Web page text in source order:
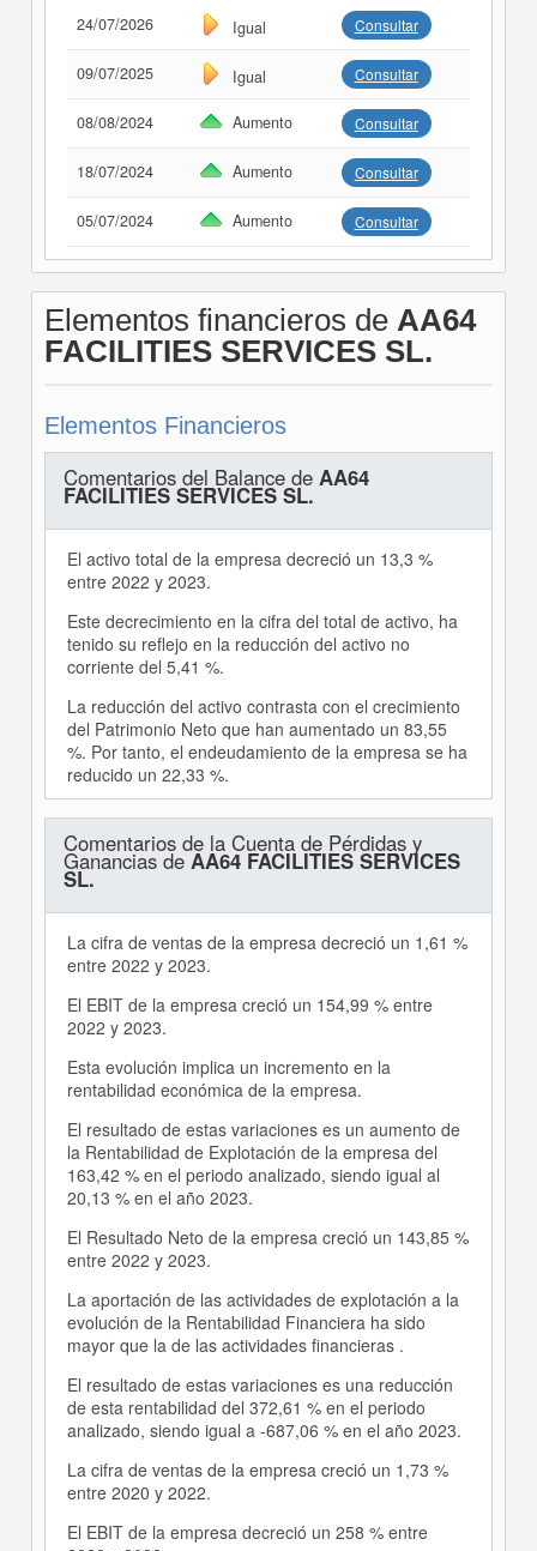
24/07/2026 Igual Consultar
09/07/2025 Igual Consultar
08/08/2024 Aumento Consultar
18/07/2024 Aumento Consultar
05/07/2024 Aumento Consultar
Elementos financieros de AA64
FACILITIES SERVICES SL.
Elementos Financieros
Comentarios del Balance de AA64
FACILITIES SERVICES SL.
El activo total de la empresa decreció un 13,3 %
entre 2022 y 2023.
Este decrecimiento en la cifra del total de activo, ha
tenido su reflejo en la reducción del activo no
corriente del 5,41 %.
La reducción del activo contrasta con el crecimiento
del Patrimonio Neto que han aumentado un 83,55
%. Por tanto, el endeudamiento de la empresa se ha
reducido un 22,33 %.
Comentarios de la Cuenta de Pérdidas y
Ganancias deAA64 FACILITIES SERVICES
SL.
La cifra de ventas de la empresa decreció un 1,61 %
entre 2022 y 2023.
El EBIT de la empresa creció un 154,99 % entre
2022 y 2023.
Esta evolución implica un incremento en la
rentabilidad económica de la empresa.
El resultado de estas variaciones es un aumento de
la Rentabilidad de Explotación de la empresa del
163,42 % en el periodo analizado, siendo igual al
20,13 % en el año 2023.
El Resultado Neto de la empresa creció un 143,85 %
entre 2022 y 2023.
La aportación de las actividades de explotación a la
evolución de la Rentabilidad Financiera ha sido
mayor que la de las actividades financieras .
El resultado de estas variaciones es una reducción
de esta rentabilidad del 372,61 % en el periodo
analizado, siendo igual a -687,06 % en el año 2023.
La cifra de ventas de la empresa creció un 1,73 %
entre 2020 y 2022.
El EBIT de la empresa decreció un 258 % entre